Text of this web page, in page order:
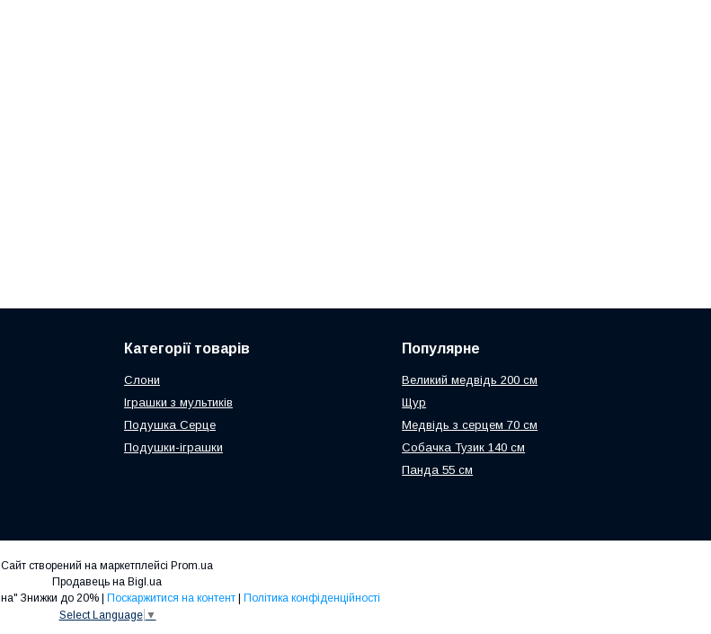
Категорії товарів
Слони
Іграшки з мультиків
Подушка Серце
Подушки-іграшки
Популярне
Великий медвідь 200 см
Щур
Медвідь з серцем 70 см
Собачка Тузик 140 см
Панда 55 см
Сайт створений на маркетплейсі Prom.ua
Продавець на Bigl.ua
Поскаржитися на контент
Політика конфіденційності
Select Language ▼